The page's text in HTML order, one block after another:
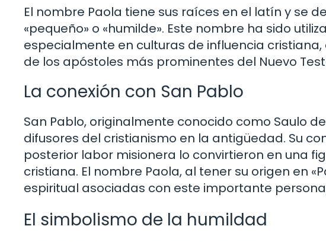
El nombre Paola tiene sus raíces en el latín y se
«pequeño» o «humilde». Este nombre ha sido
especialmente en culturas de influencia cristiana,
de los apóstoles más prominentes del Nuevo
La conexión con San Pablo
San Pablo, originalmente conocido como Saulo
difusores del cristianismo en la antigüedad. Su
posterior labor misionera lo convirtieron en una
cristiana. El nombre Paola, al tener su origen en
espiritual asociadas con este importante
El simbolismo de la humildad